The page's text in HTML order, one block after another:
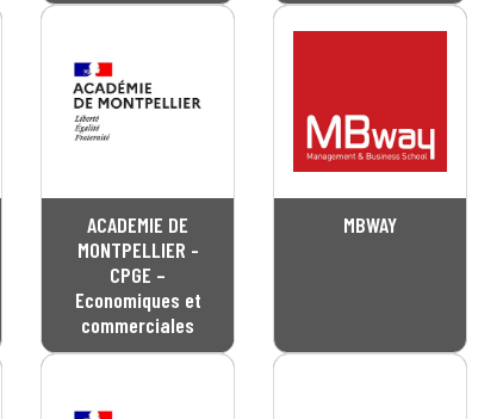
ACADEMIE DE
MONTPELLIER -
CPGE –
Economiques et
commerciales
MBWAY